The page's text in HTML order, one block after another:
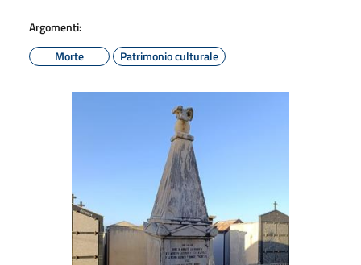
Argomenti:
Morte
Patrimonio culturale